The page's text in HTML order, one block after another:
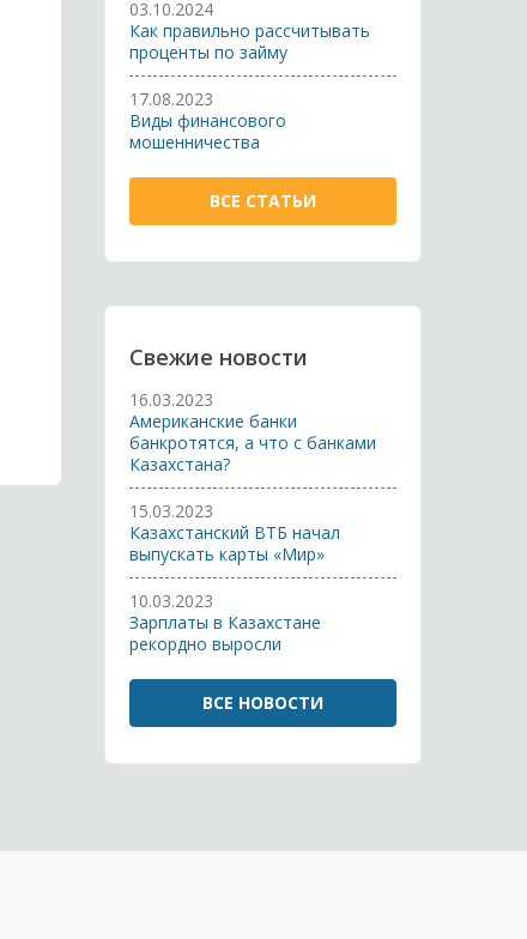
03.10.2024
Как правильно рассчитывать
проценты по займу
17.08.2023
Виды финансового
мошенничества
ВСЕ СТАТЬИ
Свежие новости
16.03.2023
Американские банки
банкротятся, а что с банками
Казахстана?
15.03.2023
Казахстанский ВТБ начал
выпускать карты «Мир»
10.03.2023
Зарплаты в Казахстане
рекордно выросли
ВСЕ НОВОСТИ